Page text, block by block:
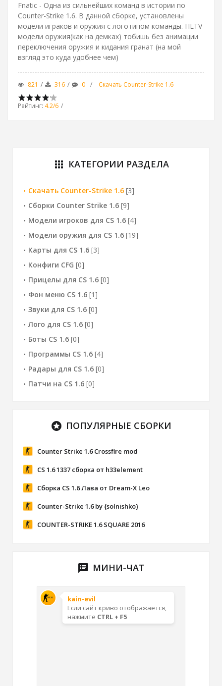
Fnatic - Одна из сильнейших команд в истории по
Counter-Strike 1.6. В данной сборке, установлены
модели играков и оружия с логотипом команды. HLTV
модели оружия(как на демках) тобишь без анимации
переключения оружия и кидания гранат (на мой
взгляд это куда удобнее чем)
821 316 0 Скачать Counter-Strike 1.6
Рейтинг: 4.2/6
apps КАТЕГОРИИ РАЗДЕЛА
Скачать Counter-Strike 1.6 [3]
Сборки Counter Strike 1.6 [9]
Модели игроков для CS 1.6 [4]
Модели оружия для CS 1.6 [19]
Карты для CS 1.6 [3]
Конфиги CFG [0]
Прицелы для CS 1.6 [0]
Фон меню CS 1.6 [1]
Звуки для CS 1.6 [0]
Лого для CS 1.6 [0]
Боты CS 1.6 [0]
Программы CS 1.6 [4]
Радары для CS 1.6 [0]
Патчи на CS 1.6 [0]
stars ПОПУЛЯРНЫЕ СБОРКИ
Counter Strike 1.6 Crossfire mod
CS 1.6 1337 сборка от h33element
Сборка CS 1.6 Лава от Dream-X Leo
Counter-Strike 1.6 by {solnishko}
COUNTER-STRIKE 1.6 SQUARE 2016
speaker_notes МИНИ-ЧАТ